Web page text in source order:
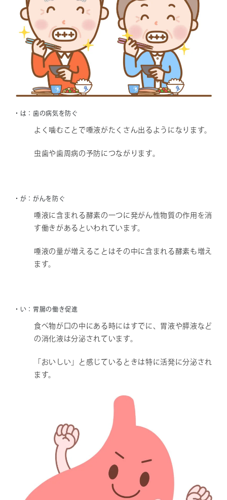
・は：歯の病気を防ぐ
よく噛むことで唾液がたくさん出るようになります。
虫歯や歯周病の予防につながります。
・が：がんを防ぐ
唾液に含まれる酵素の一つに発がん性物質の作用を消
す働きがあるといわれています。
唾液の量が増えることはその中に含まれる酵素も増え
ます。
・い：胃腸の働き促進
食べ物が口の中にある時にはすでに、胃液や膵液など
の消化液は分泌されています。
「おいしい」と感じているときは特に活発に分泌され
ます。